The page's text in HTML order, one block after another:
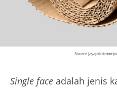
Source
Single face adalah jenis